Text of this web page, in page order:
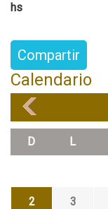
hs
Compartir
Calendario
D L
2 3